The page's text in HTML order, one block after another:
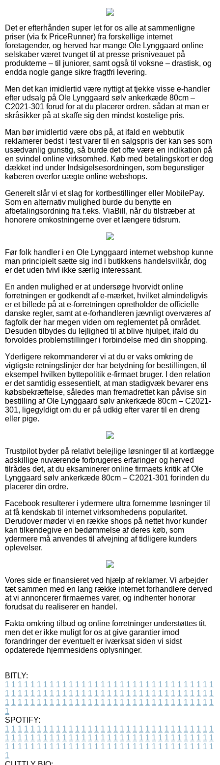
Det er efterhånden super let for os alle at sammenligne
priser (via fx PriceRunner) fra forskellige internet
foretagender, og herved har mange Ole Lynggaard online
selskaber været tvunget til at presse prisniveauet på
produkterne – til juniorer, samt også til voksne – drastisk, og
endda nogle gange sikre fragtfri levering.
Men det kan imidlertid være nyttigt at tjekke visse e-handler
efter udsalg på Ole Lynggaard sølv ankerkæde 80cm –
C2021-301 forud for at du placerer ordren, sådan at man er
skråsikker på at skaffe sig den mindst kostelige pris.
Man bør imidlertid være obs på, at ifald en webbutik
reklamerer bedst i test varer til en salgspris der kan ses som
usædvanlig gunstig, så burde det ofte være en indikation på
en svindel online virksomhed. Køb med betalingskort er dog
dækket ind under Indsigelsesordningen, som begunstiger
køberen overfor uægte online webshops.
Generelt slår vi et slag for kortbestillinger eller MobilePay.
Som en alternativ mulighed burde du benytte en
afbetalingsordning fra f.eks. ViaBill, når du tilstræber at
honorere omkostningerne over et længere tidsrum.
Før folk handler i en Ole Lynggaard internet webshop kunne
man principielt sætte sig ind i butikkens handelsvilkår, dog
er det uden tvivl ikke særlig interessant.
En anden mulighed er at undersøge hvorvidt online
forretningen er godkendt af e-mærket, hvilket almindeligvis
er et billede på at e-forretningen opretholder de officielle
danske regler, samt at e-forhandleren jævnligt overværes af
fagfolk der har megen viden om reglementet på området.
Desuden tilbydes du lejlighed til at blive hjulpet, ifald du
forvoldes problemstillinger i forbindelse med din shopping.
Yderligere rekommanderer vi at du er vaks omkring de
vigtigste retningslinjer der har betydning for bestillingen, til
eksempel hvilken byttepolitik e-firmaet bruger. I den relation
er det samtidig essesentielt, at man stadigvæk bevarer ens
købsbekræftelse, således man fremadrettet kan påvise sin
bestilling af Ole Lynggaard sølv ankerkæde 80cm – C2021-
301, ligegyldigt om du er på udkig efter varer til en dreng
eller pige.
Trustpilot byder på relativt belejlige løsninger til at kortlægge
adskillige nuværende forbrugeres erfaringer og herved
tilrådes det, at du eksaminerer online firmaets kritik af Ole
Lynggaard sølv ankerkæde 80cm – C2021-301 forinden du
placerer din ordre.
Facebook resulterer i ydermere ultra fornemme løsninger til
at få kendskab til internet virksomhedens popularitet.
Derudover møder vi en række shops på nettet hvor kunder
kan tilkendegive en bedømmelse af deres køb, som
ydermere må anvendes til afvejning af tidligere kunders
oplevelser.
Vores side er finansieret ved hjælp af reklamer. Vi arbejder
tæt sammen med en lang række internet forhandlere derved
at vi annoncerer firmaernes varer, og indhenter honorar
forudsat du realiserer en handel.
Fakta omkring tilbud og online forretninger understøttes tit,
men det er ikke muligt for os at give garantier imod
forandringer der eventuelt er iværksat siden vi sidst
opdaterede hjemmesidens oplysninger.
BITLY:
1 1 1 1 1 1 1 1 1 1 1 1 1 1 1 1 1 1 1 1 1 1 1 1 1 1 1 1 1 1 1 1 1
1 1 1 1 1 1 1 1 1 1 1 1 1 1 1 1 1 1 1 1 1 1 1 1 1 1 1 1 1 1 1 1 1
1 1 1 1 1 1 1 1 1 1 1 1 1 1 1 1 1 1 1 1 1 1 1 1 1 1 1 1 1 1 1 1 1
1
SPOTIFY:
1 1 1 1 1 1 1 1 1 1 1 1 1 1 1 1 1 1 1 1 1 1 1 1 1 1 1 1 1 1 1 1 1
1 1 1 1 1 1 1 1 1 1 1 1 1 1 1 1 1 1 1 1 1 1 1 1 1 1 1 1 1 1 1 1 1
1 1 1 1 1 1 1 1 1 1 1 1 1 1 1 1 1 1 1 1 1 1 1 1 1 1 1 1 1 1 1 1 1
1